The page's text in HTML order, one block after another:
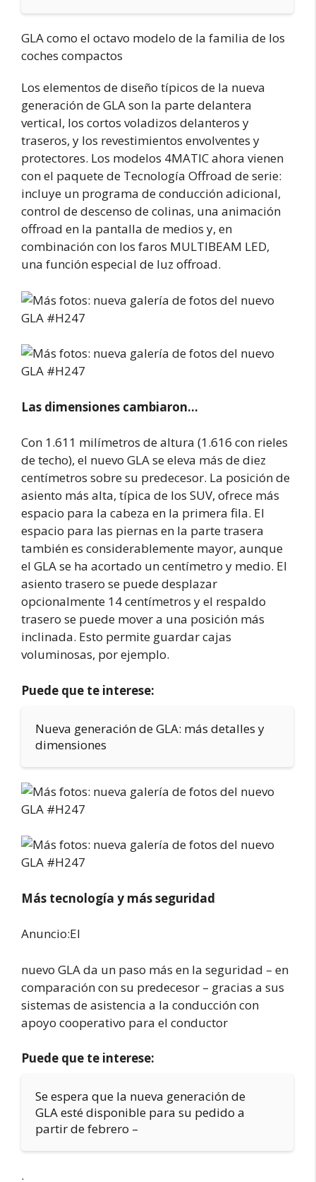
GLA como el octavo modelo de la familia de los
coches compactos
Los elementos de diseño típicos de la nueva
generación de GLA son la parte delantera
vertical, los cortos voladizos delanteros y
traseros, y los revestimientos envolventes y
protectores. Los modelos 4MATIC ahora vienen
con el paquete de Tecnología Offroad de serie:
incluye un programa de conducción adicional,
control de descenso de colinas, una animación
offroad en la pantalla de medios y, en
combinación con los faros MULTIBEAM LED,
una función especial de luz offroad.
Las dimensiones cambiaron…
Con 1.611 milímetros de altura (1.616 con rieles
de techo), el nuevo GLA se eleva más de diez
centímetros sobre su predecesor. La posición de
asiento más alta, típica de los SUV, ofrece más
espacio para la cabeza en la primera fila. El
espacio para las piernas en la parte trasera
también es considerablemente mayor, aunque
el GLA se ha acortado un centímetro y medio. El
asiento trasero se puede desplazar
opcionalmente 14 centímetros y el respaldo
trasero se puede mover a una posición más
inclinada. Esto permite guardar cajas
voluminosas, por ejemplo.
Puede que te interese:
Nueva generación de GLA: más detalles y
dimensiones
Más tecnología y más seguridad
Anuncio:El
nuevo GLA da un paso más en la seguridad – en
comparación con su predecesor – gracias a sus
sistemas de asistencia a la conducción con
apoyo cooperativo para el conductor
Puede que te interese:
Se espera que la nueva generación de
GLA esté disponible para su pedido a
partir de febrero –
.